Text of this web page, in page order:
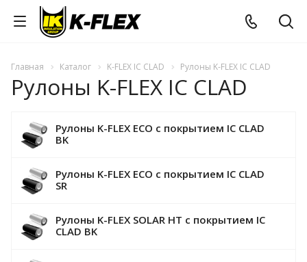
Главная Каталог K-FLEX IC CLAD Рулоны K-FLEX IC CLAD
Рулоны K-FLEX IC CLAD
Рулоны K-FLEX ECO с покрытием IC CLAD
BK
Рулоны K-FLEX ECO с покрытием IC CLAD
SR
Рулоны K-FLEX SOLAR HT с покрытием IC
CLAD BK